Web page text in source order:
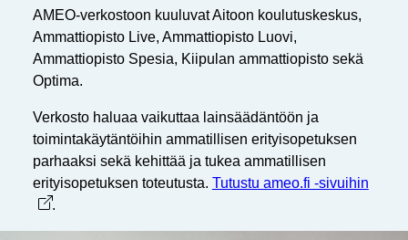
AMEO-verkostoon kuuluvat Aitoon koulutuskeskus,
Ammattiopisto Live, Ammattiopisto Luovi,
Ammattiopisto Spesia, Kiipulan ammattiopisto sekä
Optima.
Verkosto haluaa vaikuttaa lainsäädäntöön ja
toimintakäytäntöihin ammatillisen erityisopetuksen
parhaaksi sekä kehittää ja tukea ammatillisen
erityisopetuksen toteutusta. Tutustu ameo.fi -sivuihin
.